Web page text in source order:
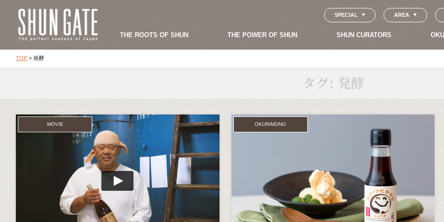
SPECIAL AREA
THE ROOTS OF SHUN THE POWER OF SHUN SHUN CURATORS
TOP > 発酵
タグ: 発酵
MOVIE OKURIMONO